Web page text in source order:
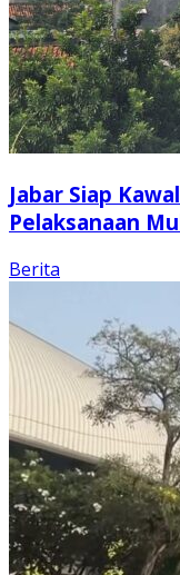
Jabar Siap
Pelaksanaan
Berita